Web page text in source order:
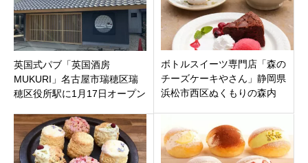
英国式パブ「英国酒房
MUKURI」名古屋市瑞穂区瑞
穂区役所駅に1月17日オープン
ボトルスイーツ専門店「森の
チーズケーキやさん」静岡県
浜松市西区ぬくもりの森内